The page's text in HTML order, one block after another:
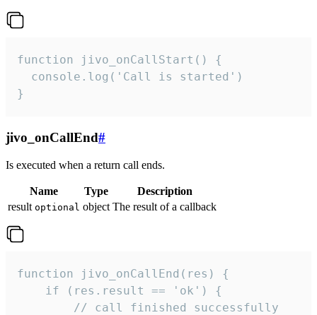
function jivo_onCallStart() {
  console.log('Call is started')
}
jivo_onCallEnd#
Is executed when a return call ends.
Name Type
Description
result optional object The result of a callback
function jivo_onCallEnd(res) {
    if (res.result == 'ok') {
        // call finished successfully